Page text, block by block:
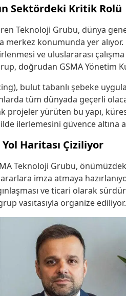
Sektördeki Kritik Rolü
Teknoloji Grubu, dünya
merkez konumunda yer
ve uluslararası
doğrudan GSMA Yönetim
bulut tabanlı şebeke
tüm dünyada geçerli
projeler yürüten bu yapı,
ilerlemesini güvence altına
Haritası Çiziliyor
Teknoloji Grubu,
imza atmaya
ve ticari olarak
vasıtasıyla organize ediliyor.